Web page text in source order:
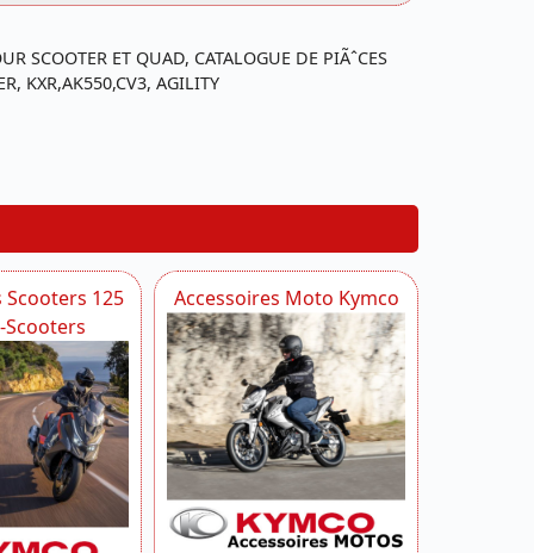
SCOOTER ET QUAD, CATALOGUE DE PIÃˆCES
KXR,AK550,CV3, AGILITY
Scooters 125
Accessoires Moto Kymco